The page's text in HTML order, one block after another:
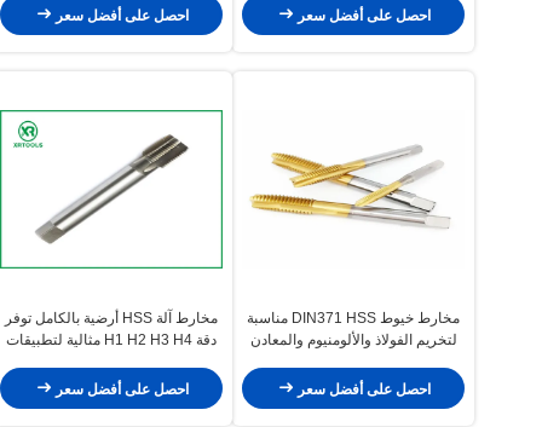
احصل على أفضل سعر
الخيوط عالية الدقة للصناعة
احصل على أفضل سعر
مخارط خيوط DIN371 HSS مناسبة
لتخريم الفولاذ والألومنيوم والمعادن
احصل على أفضل سعر
مخارط آلة HSS أرضية بالكامل توفر
دقة H1 H2 H3 H4 مثالية لتطبيقات
احصل على أفضل سعر